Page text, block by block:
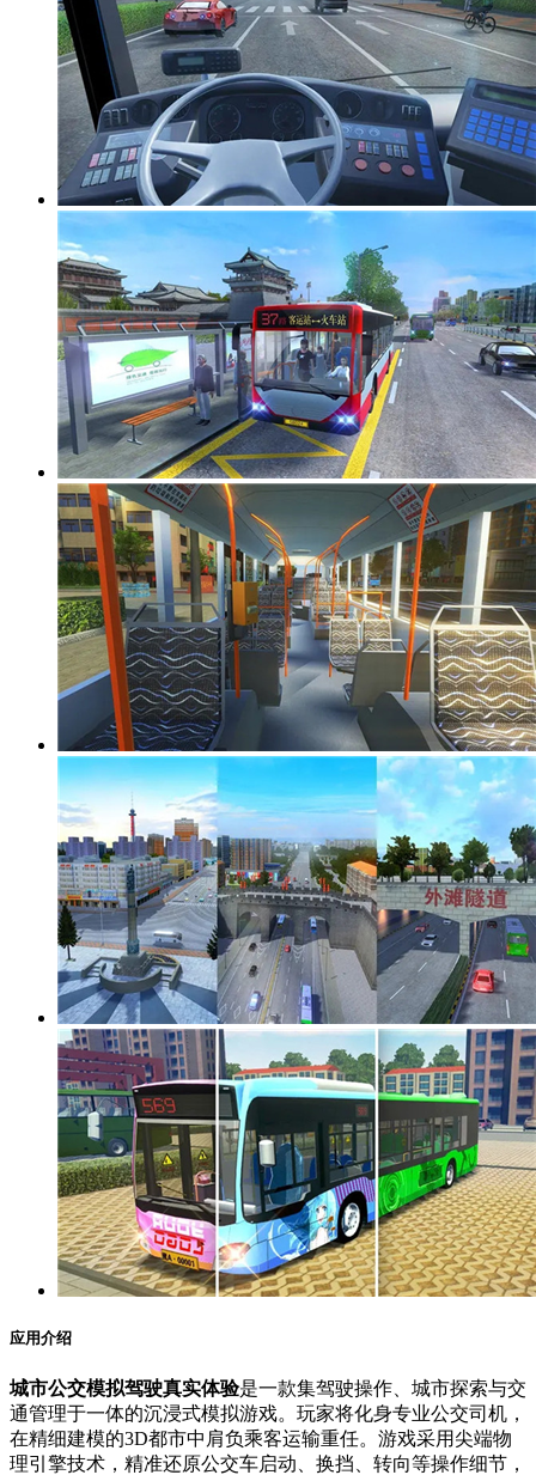
应用介绍
城市公交模拟驾驶真实体验是一款集驾驶操作、城市探索与交
通管理于一体的沉浸式模拟游戏。玩家将化身专业公交司机，
在精细建模的3D都市中肩负乘客运输重任。游戏采用尖端物
理引擎技术，精准还原公交车启动、换挡、转向等操作细节，